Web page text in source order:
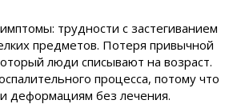
трудности с застегиванием
предметов. Потеря привычной
люди списывают на возраст.
процесса, потому что
деформациям без лечения.